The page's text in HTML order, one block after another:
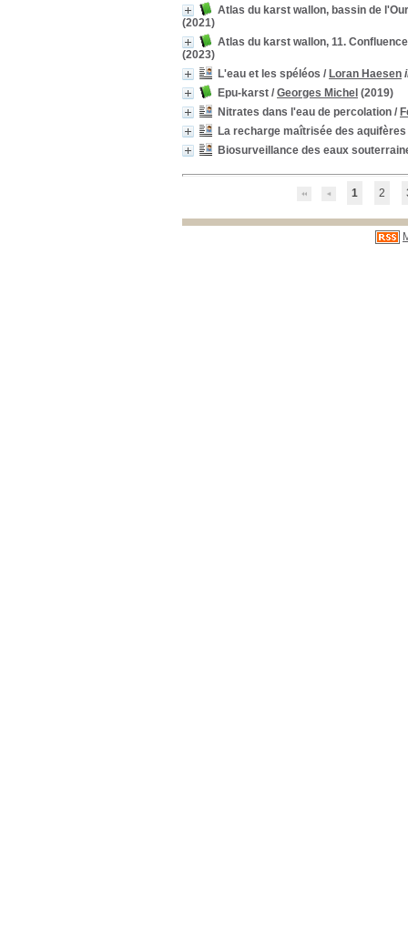
Atlas du karst wallon, bassin de
(2021)
Atlas du karst wallon, 11.
(2023)
L'eau et les spéléos / Loran Haesen
Epu-karst / Georges Michel (2019)
Nitrates dans l'eau de percolation /
La recharge maîtrisée des aquifères
Biosurveillance des eaux
1 2